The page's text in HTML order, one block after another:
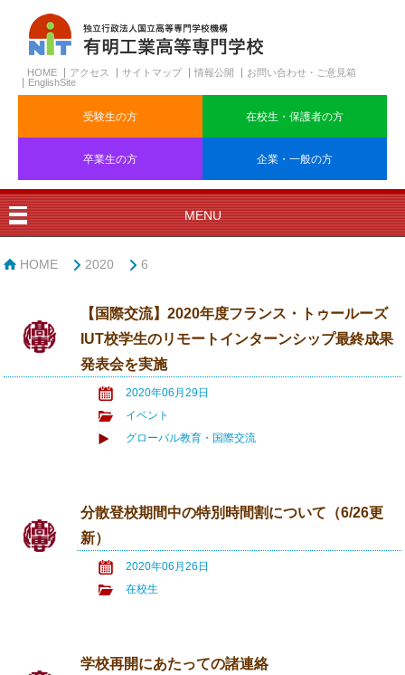
HOME アクセス サイトマップ 情報公開
お問い合わせ・ご意見箱
EnglishSite
受験生の方 在校生・保護者の方
卒業生の方 企業・一般の方
MENU
HOME 2020 6
【国際交流】2020年度フランス・トゥールーズ
IUT校学生のリモートインターンシップ最終成果
発表会を実施
2020年06月29日
イベント
グローバル教育・国際交流
分散登校期間中の特別時間割について（6/26更
新）
2020年06月26日
在校生
学校再開にあたっての諸連絡